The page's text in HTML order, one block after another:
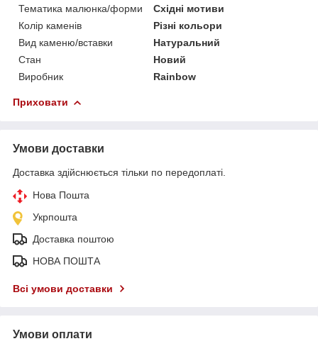
Тематика малюнка/форми
Східні мотиви
Колір каменів
Різні кольори
Вид каменю/вставки
Натуральний
Стан
Новий
Виробник
Rainbow
Приховати
Умови доставки
Доставка здійснюється тільки по передоплаті.
Нова Пошта
Укрпошта
Доставка поштою
НОВА ПОШТА
Всі умови доставки
Умови оплати